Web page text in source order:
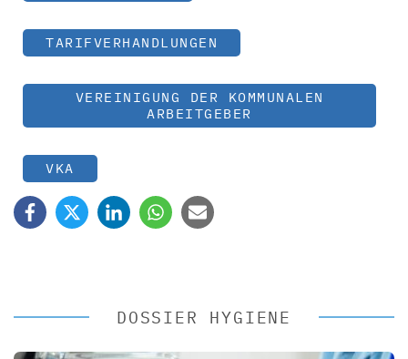
TARIFVERHANDLUNGEN
VEREINIGUNG DER KOMMUNALEN
ARBEITGEBER
VKA
DOSSIER HYGIENE